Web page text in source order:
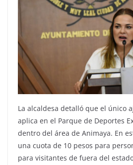
La alcaldesa detalló que el único
aplica en el Parque de Deportes
dentro del área de Animaya. En
una cuota de 10 pesos para
para visitantes de fuera del